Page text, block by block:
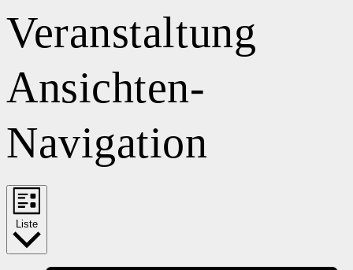
Veranstaltung
Ansichten-
Navigation
Liste